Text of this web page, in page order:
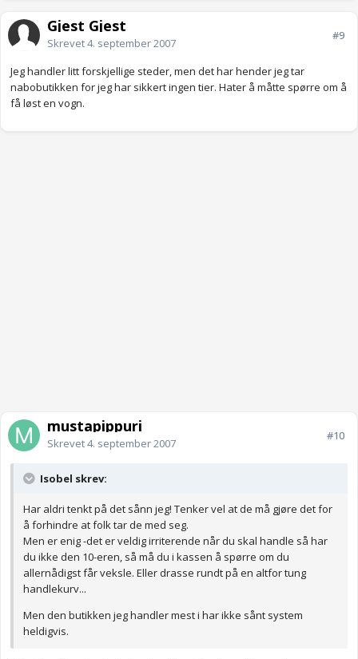
Gjest Gjest
Skrevet4. september 2007
#9
Jeg handler litt forskjellige steder, men det har hender jeg tar
nabobutikken for jeg har sikkert ingen tier. Hater å måtte spørre om å
få løst en vogn.
mustapippuri
Skrevet4. september 2007
#10
Isobel skrev:
Har aldri tenkt på det sånn jeg! Tenker vel at de må gjøre det for
å forhindre at folk tar de med seg.
Men er enig -det er veldig irriterende når du skal handle så har
du ikke den 10-eren, så må du i kassen å spørre om du
allernådigst får veksle. Eller drasse rundt på en altfor tung
handlekurv...
Men den butikken jeg handler mest i har ikke sånt system
heldigvis.